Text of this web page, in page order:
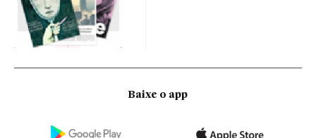
Baixe o app